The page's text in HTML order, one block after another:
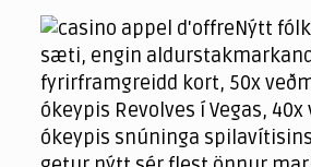
Nýtt
sæti, engin
fyrirframgreidd kort, 50x
ókeypis Revolves í Vegas, 40x
ókeypis snúninga